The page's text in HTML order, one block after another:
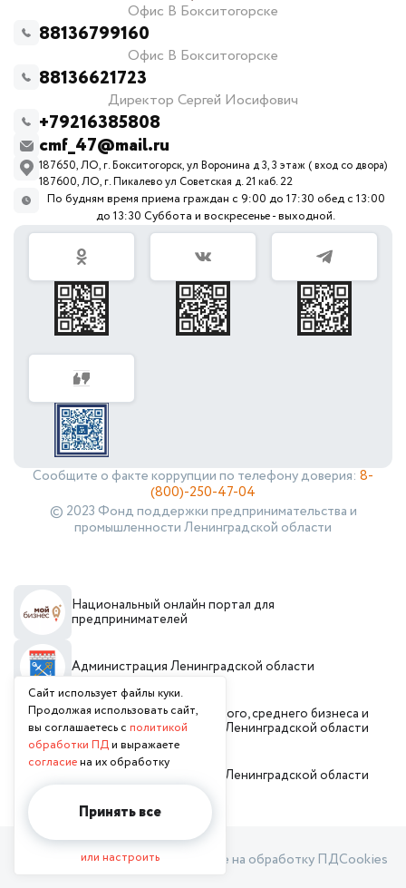
Офис В Бокситогорске
88136799160
Офис В Бокситогорске
88136621723
Директор Сергей Иосифович
+79216385808
cmf_47@mail.ru
187650, ЛО, г. Бокситогорск, ул Воронина д 3, 3 этаж ( вход со двора)
187600, ЛО, г. Пикалево ул Советская д. 21 каб. 22
По будням время приема граждан с 9:00 до 17:30 обед с 13:00
до 13:30 Суббота и воскресенье - выходной.
Сообщите о факте коррупции по телефону доверия: 8-
(800)-250-47-04
© 2023 Фонд поддержки предпринимательства и
промышленности Ленинградской области
Национальный онлайн портал для
предпринимателей
Администрация Ленинградской области
Комитет по развитию малого, среднего бизнеса и
потребительского рынка Ленинградской области
Инвестиционный портал Ленинградской области
Политика обработки ПД Согласие на обработку ПДCookies
Сайт использует файлы куки.
Продолжая использовать сайт,
вы соглашаетесь с политикой
обработки ПДи выражаете
согласиена их обработку
Принять все
или настроить